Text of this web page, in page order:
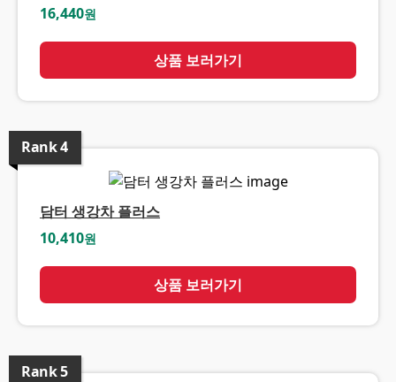
16,440원
상품 보러가기
Rank4
담터 생강차 플러스
10,410원
상품 보러가기
Rank5